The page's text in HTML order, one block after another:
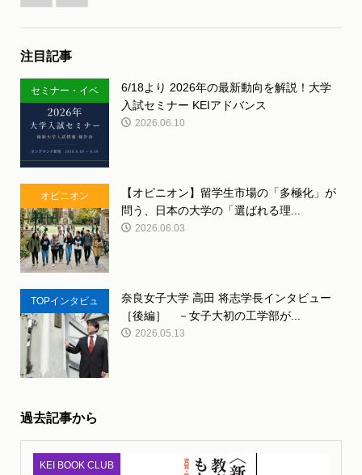
注目記事
セミナー・イベ
ント
6/18より 2026年の最新動向を解説！大学
入試セミナー KEIアドバンス
2026.06.10
オピニオン
【オピニオン】留学生市場の「多極化」が
問う、日本の大学の「選ばれる理...
2026.06.03
TOPインタビュ
ー
奈良女子大学 高田 将志学長インタビュー
［後編］ －女子大初の工学部が...
2026.05.13
過去記事から
KEI BOOK CLUB